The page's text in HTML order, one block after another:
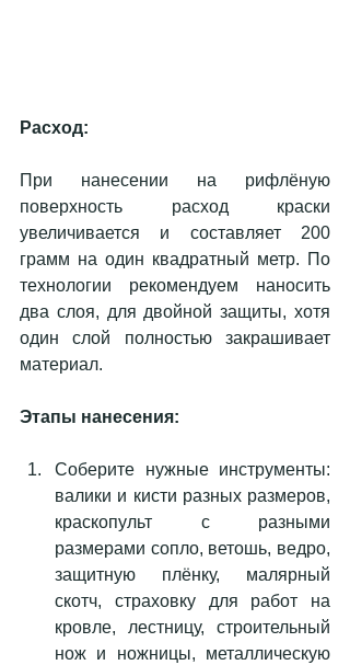
Расход:
При нанесении на рифлёную
поверхность расход краски
увеличивается и составляет 200
грамм на один квадратный метр. По
технологии рекомендуем наносить
два слоя, для двойной защиты, хотя
один слой полностью закрашивает
материал.
Этапы нанесения:
Соберите нужные инструменты:
валики и кисти разных размеров,
краскопульт с разными
размерами сопло, ветошь, ведро,
защитную плёнку, малярный
скотч, страховку для работ на
кровле, лестницу, строительный
нож и ножницы, металлическую